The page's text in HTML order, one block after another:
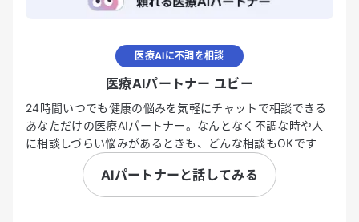
医療AIに不調を相談
医療AIパートナー ユビー
24時間いつでも健康の悩みを気軽にチャットで相談できる
あなただけの医療AIパートナー。なんとなく不調な時や人
に相談しづらい悩みがあるときも、どんな相談もOKです
AIパートナーと話してみる